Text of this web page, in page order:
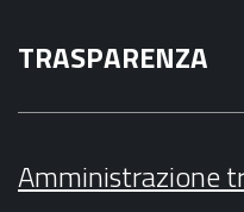
TRASPARENZA
Amministrazione